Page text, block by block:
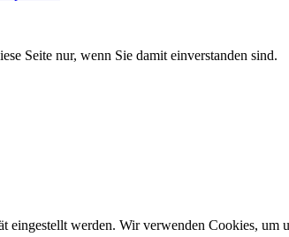
Seite nur, wenn Sie damit einverstanden sind.
werden. Wir verwenden Cookies,